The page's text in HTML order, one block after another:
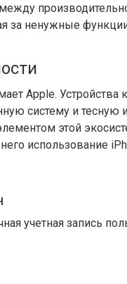
за ненужные
Apple. Устройства
систему и тесную
этой
использование
учетная запись